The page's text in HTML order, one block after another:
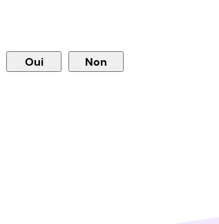
Oui Non